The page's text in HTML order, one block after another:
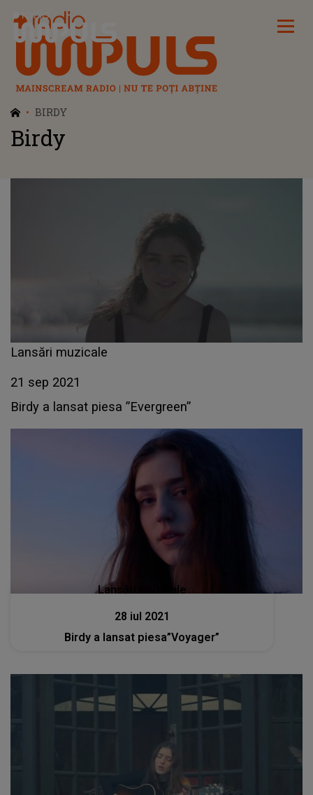
Radio Impuls
BIRDY
Birdy
Lansări muzicale
21 sep 2021
Birdy a lansat piesa ”Evergreen”
Lansări muzicale
28 iul 2021
Birdy a lansat piesa”Voyager”